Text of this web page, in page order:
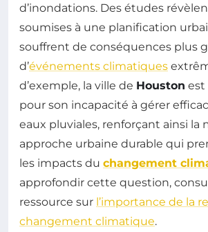
d’inondations. Des études
soumises à une planification
souffrent de conséquences plus
d’événements climatiques
d’exemple, la ville de Houston est
pour son incapacité à gérer
eaux pluviales, renforçant ainsi la
approche urbaine durable qui
les impacts du changement
approfondir cette question,
ressource sur l’importance de la
changement climatique.